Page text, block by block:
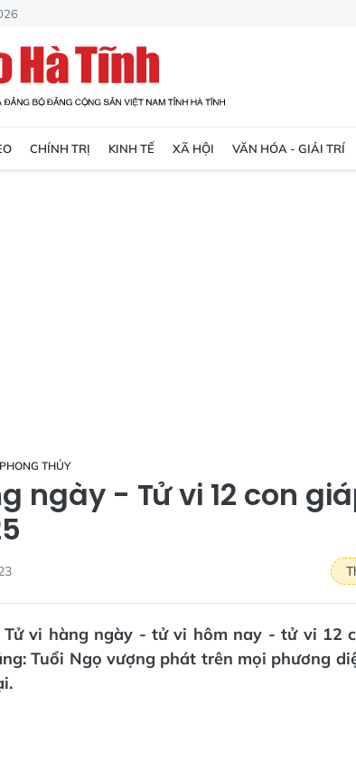
CHÍNH TRỊ KINH TẾ XÃ HỘI VĂN HÓA - GIẢI TRÍ
PHONG THỦY
ngày - Tử vi 12 con
Tử vi hàng ngày - tử vi hôm nay - tử vi 12
Tuổi Ngọ vượng phát trên mọi phương